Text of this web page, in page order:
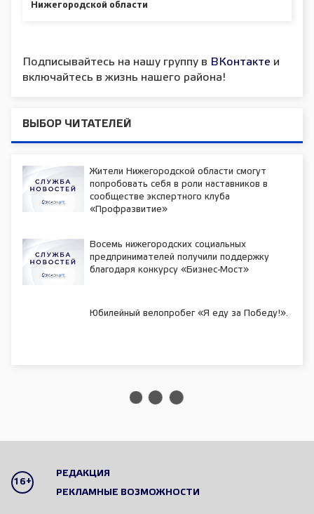
Нижегородской области
Подписывайтесь на нашу группу в ВКонтакте и
включайтесь в жизнь нашего района!
ВЫБОР ЧИТАТЕЛЕЙ
Жители Нижегородской области смогут
попробовать себя в роли наставников в
сообществе экспертного клуба
«Профразвитие»
Восемь нижегородских социальных
предпринимателей получили поддержку
благодаря конкурсу «Бизнес-Мост»
Юбилейный велопробег «Я еду за Победу!».
16+
РЕДАКЦИЯ
РЕКЛАМНЫЕ ВОЗМОЖНОСТИ